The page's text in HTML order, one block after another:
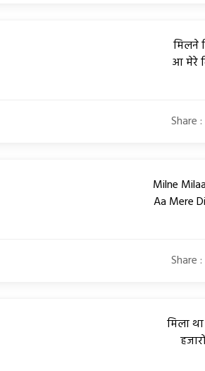
मिलने
आ मेरे
Share :
Milne
Aa Mere
Share :
मिला